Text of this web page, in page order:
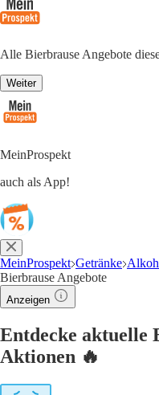
Alle Bierbrause Angebote
Weiter
MeinProspekt
auch als App!
MeinProspekt Getränke
Bierbrause Angebote
Anzeigen
Entdecke aktuelle
Aktionen 🔥